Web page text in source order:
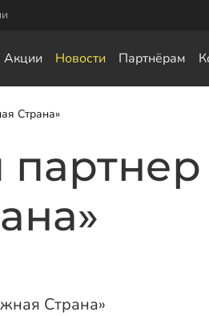
Акции Новости Партнёрам
Оголовки для винтовых
Страна»
Страна»